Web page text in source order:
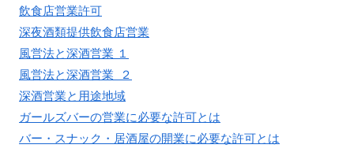
飲食店営業許可
深夜酒類提供飲食店営業
風営法と深酒営業 １
風営法と深酒営業 ２
深酒営業と用途地域
ガールズバーの営業に必要な許可とは
バー・スナック・居酒屋の開業に必要な許可とは